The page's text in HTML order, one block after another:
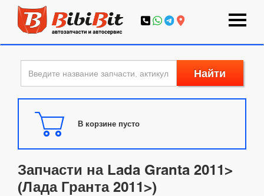
Найти
В корзине пусто
Запчасти на Lada Granta 2011>
(Лада Гранта 2011>)